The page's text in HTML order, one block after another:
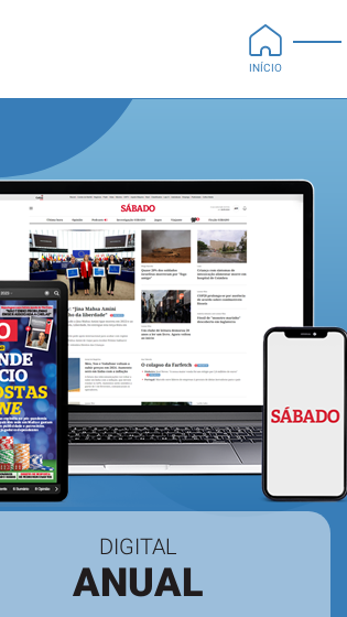
INÍCIO
DIGITAL
ANUAL